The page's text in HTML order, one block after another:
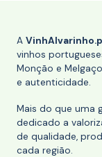
A
vinhos
Monção e
e autenticidade.
Mais do que uma
dedicado a
de qualidade,
cada região.